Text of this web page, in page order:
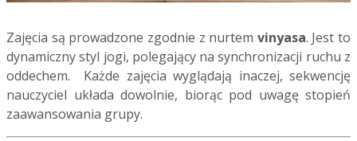
Zajęcia są prowadzone zgodnie z nurtem vinyasa. Jest to
dynamiczny styl jogi, polegający na synchronizacji ruchu z
oddechem. Każde zajęcia wyglądają inaczej, sekwencję
nauczyciel układa dowolnie, biorąc pod uwagę stopień
zaawansowania grupy.